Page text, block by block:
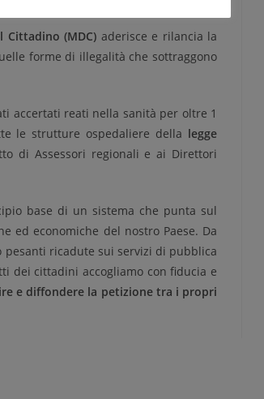
Cittadino (MDC) aderisce e rilancia la
forme di illegalità che sottraggono
accertati reati nella sanità per oltre 1
le strutture ospedaliere della legge
di Assessori regionali e ai Direttori
base di un sistema che punta sul
ed economiche del nostro Paese. Da
ricadute sui servizi di pubblica
dei cittadini accogliamo con fiducia e
e diffondere la petizione tra i propri